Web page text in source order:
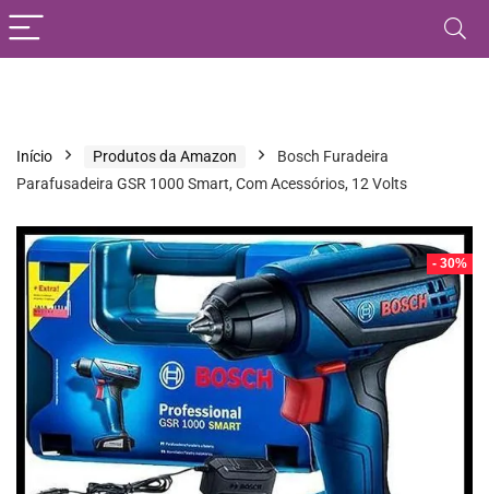
Início Produtos da Amazon
Bosch Furadeira
Parafusadeira GSR 1000 Smart, Com Acessórios, 12 Volts
- 30%